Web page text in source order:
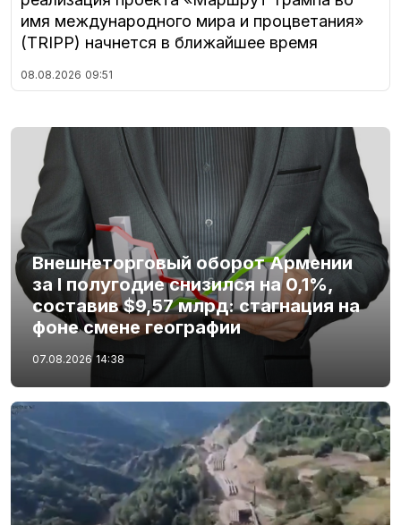
имя международного мира и процветания»
(TRIPP) начнется в ближайшее время
08.08.2026 09:51
Внешнеторговый оборот Армении
за I полугодие снизился на 0,1%,
составив $9,57 млрд: стагнация на
фоне смене географии
07.08.2026 14:38